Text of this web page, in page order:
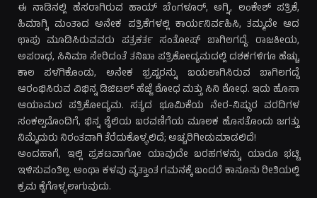
ಈ ನಾಡಿನಲ್ಲಿ ಹೆಸರಾಗಿರುವ ಹಾಯ್ ಬೆಂಗಳೂರ್, ಅಗ್ನಿ, ಲಂಕೇಶ್ ಪತ್ರಿಕೆ,
ಹಿಮಾಗ್ನಿ ಮಂತಾದ ಅನೇಕ ಪತ್ರಿಕೆಗಳಲ್ಲಿ ಕಾರ್ಯನಿರ್ವಹಿಸಿ, ತಮ್ಮದೇ ಆದ
ಛಾಪು ಮೂಡಿಸಿರುವವರು ಪತ್ರಕರ್ತ ಸಂತೋಷ್ ಬಾಗಿಲಗದ್ದೆ. ರಾಜಕೀಯ,
ಅಪರಾಧ, ಸಿನಿಮಾ ಸೇರಿದಂತೆ ತನಿಖಾ ಪತ್ರಿಕೋದ್ಯಮದಲ್ಲಿ ದಶಕಗಳಿಗೂ ಹೆಚ್ಚು
ಕಾಲ ಪಳಗಿಕೊಂಡು, ಅನೇಕ ಭ್ರಷ್ಟರನ್ನು ಬಯಲಾಗಿಸಿರುವ ಬಾಗಿಲಗದ್ದೆ
ಆರಂಭಿಸಿರುವ ವಿಭಿನ್ನ ಡಿಜಿಟಲ್ ಹೆಜ್ಜೆ ಶೋಧ ಮತ್ತು ಸಿನಿ ಶೋಧ. ಇದು ಹೊಸಾ
ಆಯಾಮದ ಪತ್ರಿಕೋದ್ಯಮ. ಸತ್ಯದ ಭೂಮಿಕೆಯ ನೇರ-ನಿಷ್ಠುರ ವರದಿಗಳ
ಸಂಕಲ್ಪದೊಂದಿಗೆ, ಭಿನ್ನ ಶೈಲಿಯ ಬರವಣಿಗೆಯ ಮೂಲಕ ಹೊಸತೊಂದು ಜಗತ್ತು
ನಿಮ್ಮೆದುರು ನಿರಂತವಾಗಿ ತೆರೆದುಕೊಳ್ಳಲಿದೆ; ಅಚ್ಚರಿಗೀಡುಮಾಡಲಿದೆ!
ಅಂದಹಾಗೆ, ಇಲ್ಲಿ ಪ್ರಕಟವಾಗೋ ಯಾವುದೇ ಬರಹಗಳನ್ನು ಯಾರೂ ಭಟ್ಟಿ
ಇಳಿಸುವಂತಿಲ್ಲ. ಅಂಥಾ ಕಳವು ವೃತ್ತಾಂತ ಗಮನಕ್ಕೆ ಬಂದರೆ ಕಾನೂನು ರೀತಿಯಲ್ಲಿ
ಕ್ರಮ ಕೈಗೊಳ್ಳಲಾಗುವುದು.